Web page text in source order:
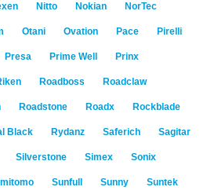
Nitto Nokian NorTec
Otani Ovation Pace Pirelli
Presa Prime Well Prinx
Roadboss Roadclaw
Roadstone Roadx Rockblade
Black Rydanz Saferich Sagitar
Silverstone Simex Sonix
Sunfull Sunny Suntek